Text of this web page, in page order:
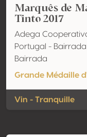
Marquês de
Tinto 2017
Adega
Portugal - Bairrada
Bairrada
Grande Médaille
Vin - Tranquille